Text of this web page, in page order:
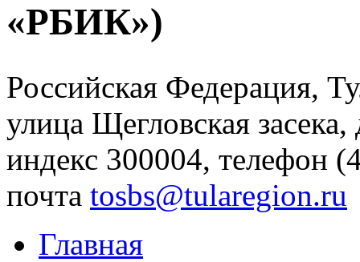
«РБИК»)
Российская Федерация,
улица Щегловская
индекс 300004, телефон
почта tosbs@tularegion.ru
Главная